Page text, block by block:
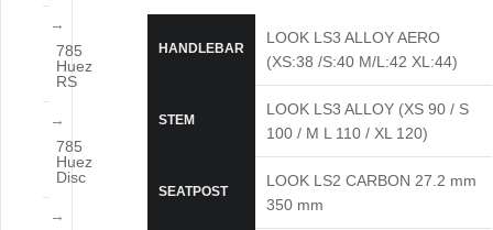
HANDLEBAR
LOOK LS3 ALLOY AERO
(XS:38 /S:40 M/L:42 XL:44)
STEM
LOOK LS3 ALLOY (XS 90 / S
100 / M L 110 / XL 120)
SEATPOST
LOOK LS2 CARBON 27.2 mm
350 mm
785
Huez
RS
785
Huez
Disc